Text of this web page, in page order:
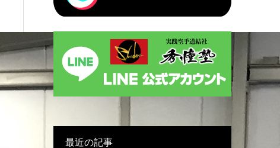
最近の記事